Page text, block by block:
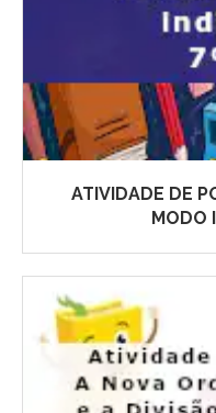
ATIVIDADE DE
MODO